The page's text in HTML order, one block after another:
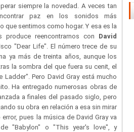
siempre la novedad. A veces tan
paz en los sonidos más
que sentimos como hogar. Y esa es la
produce reencontrarnos con David
"Dear Life". El número trece de su
ya más de treinta años, aunque los
la sombra del que fuera su cenit, el
Ladder". Pero David Gray está mucho
Ha entregado numerosas obras de
a finales del pasado siglo, pero
su obra en relación a esa sin mirar
pues la música de David Gray va
"Babylon" o "This year's love", y